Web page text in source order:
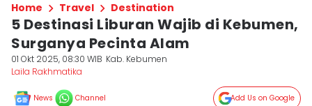
Home Travel Destination
5 Destinasi Liburan Wajib di Kebumen,
Surganya Pecinta Alam
01 Okt 2025, 08:30 WIB Kab. Kebumen
Laila Rakhmatika
News Channel Add Us on Google